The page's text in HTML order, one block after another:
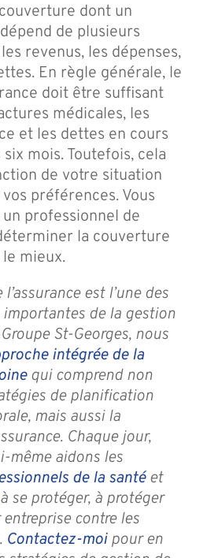
dont un
de plusieurs
revenus, les dépenses,
En règle générale, le
doit être suffisant
médicales, les
et les dettes en cours
mois. Toutefois, cela
de votre situation
préférences. Vous
professionnel de
la couverture
mieux.
est l’une des
de la gestion
St-Georges, nous
intégrée de la
qui comprend non
de planification
mais aussi la
Chaque jour,
même aidons les
de la santéet
se protéger, à protéger
contre les
Contactez-moipour en